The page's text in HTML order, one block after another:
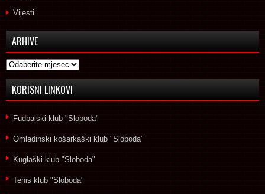
Vijesti
ARHIVE
Arhive
KORISNI LINKOVI
Fudbalski klub "Sloboda"
Omladinski košarkaški klub "Sloboda"
Kuglaški klub "Sloboda"
Tenis klub "Sloboda"